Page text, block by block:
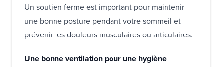
Un soutien ferme est important pour maintenir
une bonne posture pendant votre sommeil et
prévenir les douleurs musculaires ou articulaires.
Une bonne ventilation pour une hygiène